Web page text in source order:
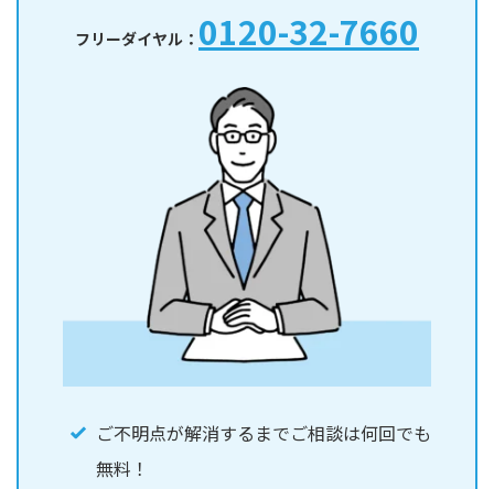
フリーダイヤル： 0120-32-7660
ご不明点が解消するまでご相談は何回でも
無料！